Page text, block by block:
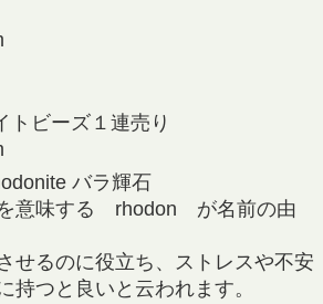
トビーズ１連売り
バラ輝石
意味する rhodon が名前の由
せるのに役立ち、ストレスや不安
持つと良いと云われます。